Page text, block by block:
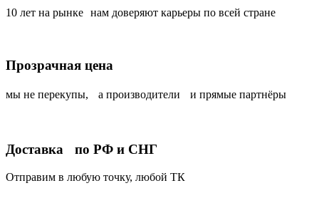
10 лет на рынке нам доверяют карьеры по всей стране
Прозрачная цена
мы не перекупы, а производители и прямые партнёры
Доставка по РФ и СНГ
Отправим в любую точку, любой ТК